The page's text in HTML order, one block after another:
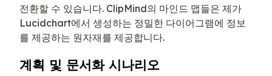
전환할 수 있습니다. ClipMind의 마인드 맵들은 제가
Lucidchart에서 생성하는 정밀한 다이어그램에 정보
를 제공하는 원자재를 제공합니다.
계획 및 문서화 시나리오